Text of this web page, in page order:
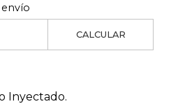
CALCULAR
Inyectado.